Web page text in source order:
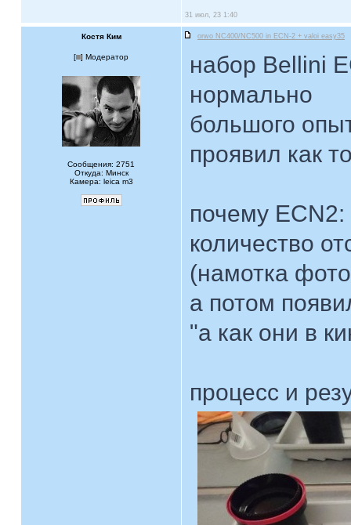
31 июл, 23 1:40
Костя Ким orwo NC400/NC500 in ECN-2 + valoi easy35
[ ] Модератор
Сообщения: 2751
Откуда: Минск
Камера: leica m3
набор Bellini
нормально
большого
проявил как
почему
количество
(намотка
а потом
"а как они в
процесс и